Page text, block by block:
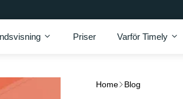
Priser Varför Timely
Home Blog